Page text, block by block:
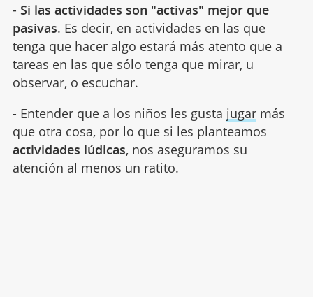
- Si las actividades son "activas" mejor que
pasivas. Es decir, en actividades en las que
tenga que hacer algo estará más atento que a
tareas en las que sólo tenga que mirar, u
observar, o escuchar.
- Entender que a los niños les gusta jugarmás
que otra cosa, por lo que si les planteamos
actividades lúdicas, nos aseguramos su
atención al menos un ratito.